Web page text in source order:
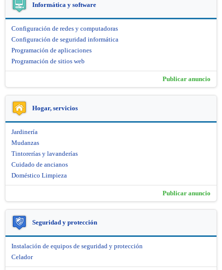
Informática y software
Configuración de redes y computadoras
Configuración de seguridad informática
Programación de aplicaciones
Programación de sitios web
Publicar anuncio
Hogar, servicios
Jardinería
Mudanzas
Tintorerías y lavanderías
Cuidado de ancianos
Doméstico Limpieza
Publicar anuncio
Seguridad y protección
Instalación de equipos de seguridad y protección
Celador